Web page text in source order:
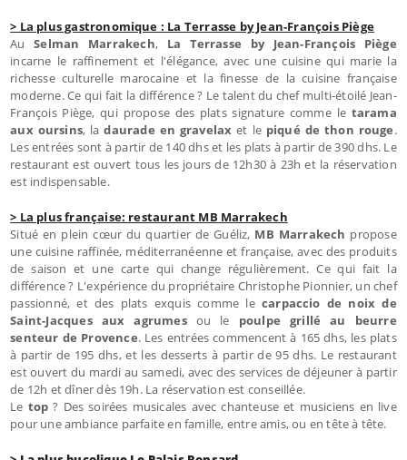
> La plus gastronomique : La Terrasse by Jean-François Piège
AuSelman Marrakech, La Terrasse by Jean-François Piège
incarne le raffinement et l'élégance, avec une cuisine qui marie la
richesse culturelle marocaine et la finesse de la cuisine française
moderne. Ce qui fait la différence ? Le talent du chef multi-étoilé Jean-
François Piège, qui propose des plats signature comme le tarama
aux oursins, ladaurade en gravelax et le piqué de thon rouge.
Les entrées sont à partir de 140 dhs et les plats à partir de 390 dhs. Le
restaurant est ouvert tous les jours de 12h30 à 23h et la réservation
est indispensable.
> La plus française: restaurant MB Marrakech
Situé en plein cœur du quartier de Guéliz, MB Marrakech propose
une cuisine raffinée, méditerranéenne et française, avec des produits
de saison et une carte qui change régulièrement. Ce qui fait la
différence ? L'expérience du propriétaire Christophe Pionnier, un chef
passionné, et des plats exquis comme le carpaccio de noix de
Saint-Jacques aux agrumesou le poulpe grillé au beurre
senteur de Provence. Les entrées commencent à 165 dhs, les plats
à partir de 195 dhs, et les desserts à partir de 95 dhs. Le restaurant
est ouvert du mardi au samedi, avec des services de déjeuner à partir
de 12h et dîner dès 19h. La réservation est conseillée.
Le top ? Des soirées musicales avec chanteuse et musiciens en live
pour une ambiance parfaite en famille, entre amis, ou en tête à tête.